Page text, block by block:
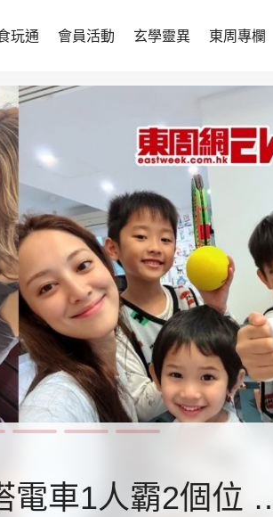
玩通 會員活動 玄學靈異 東周專欄
醫療百科
親子天地
與寵同行
東周專欄
娛樂名人
文化藝術
時政財經
健康生活
電車1人霸2個位